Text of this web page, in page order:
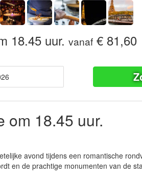
18.45 uur. vanaf € 81,60
om 18.45 uur.
avond tijdens een romantische
en de prachtige monumenten van de